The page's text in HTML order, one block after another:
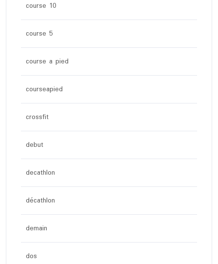
course 10
course 5
course a pied
courseapied
crossfit
debut
decathlon
décathlon
demain
dos